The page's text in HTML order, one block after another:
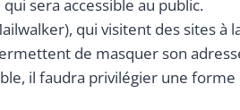
sera accessible au public.
qui visitent des sites à
de masquer son
il faudra privilégier une